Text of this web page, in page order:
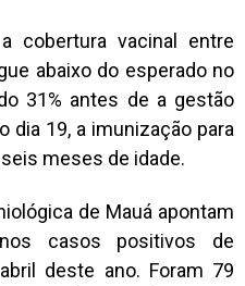
cobertura vacinal entre
abaixo do esperado no
31% antes de a gestão
dia 19, a imunização para
meses de idade.
de Mauá apontam
casos positivos de
deste ano. Foram 79